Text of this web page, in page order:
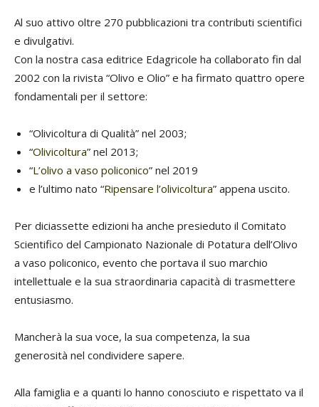
Al suo attivo oltre 270 pubblicazioni tra contributi scientifici
e divulgativi.
Con la nostra casa editrice Edagricole ha collaborato fin dal
2002 con la rivista “Olivo e Olio” e ha firmato quattro opere
fondamentali per il settore:
“Olivicoltura di Qualità” nel 2003;
“Olivicoltura” nel 2013;
“L’olivo a vaso policonico” nel 2019
e l’ultimo nato “Ripensare l’olivicoltura” appena uscito.
Per diciassette edizioni ha anche presieduto il Comitato
Scientifico del Campionato Nazionale di Potatura dell’Olivo
a vaso policonico, evento che portava il suo marchio
intellettuale e la sua straordinaria capacità di trasmettere
entusiasmo.
Mancherà la sua voce, la sua competenza, la sua
generosità nel condividere sapere.
Alla famiglia e a quanti lo hanno conosciuto e rispettato va il